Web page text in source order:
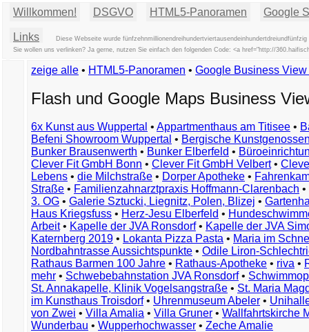
Willkommen! DSGVO HTML5-Panoramen Google
Links
Diese Webseite wurde
Sie wollen uns verlinken? Ja gerne, nutzen Sie einfach den folgenden Code: <a href="http://
zeige alle • HTML5-Panoramen • Google Business
Flash und Google Maps Business
6x Kunst aus Wuppertal • Appartmenthaus am Titisee •
Befeni Showroom Wuppertal • Bergische
Bunker Brausenwerth • Bunker Elberfeld •
Clever Fit GmbH Bonn • Clever Fit GmbH Velbert•
Lebens • die Milchstraße • Dorper Apotheke •
Straße • Familienzahnarztpraxis Hoffmann-Clarenbach •
3. OG • Galerie Sztucki, Liegnitz, Polen, Blizej •
Haus Kriegsfuss • Herz-Jesu Elberfeld •
Arbeit• Kapelle der JVA Ronsdorf• Kapelle der JVA
Katernberg 2019 • Lokanta Pizza Pasta • Maria im
Nordbahntrasse Aussichtspunkte • Odile Liron-
Rathaus Barmen 100 Jahre • Rathaus-Apotheke • riva •
mehr • Schwebebahnstation JVA Ronsdorf•
St. Annakapelle, Klinik Vogelsangstraße • St. Maria
im Kunsthaus Troisdorf• Uhrenmuseum Abeler •
von Zwei • Villa Amalia • Villa Gruner • Wallfahrtskirche
Wunderbau • Wupperhochwasser • Zeche Amalie